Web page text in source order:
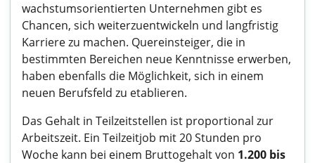
wachstumsorientierten Unternehmen gibt es
Chancen, sich weiterzuentwickeln und langfristig
Karriere zu machen. Quereinsteiger, die in
bestimmten Bereichen neue Kenntnisse erwerben,
haben ebenfalls die Möglichkeit, sich in einem
neuen Berufsfeld zu etablieren.
Das Gehalt in Teilzeitstellen ist proportional zur
Arbeitszeit. Ein Teilzeitjob mit 20 Stunden pro
Woche kann bei einem Bruttogehalt von 1.200 bis